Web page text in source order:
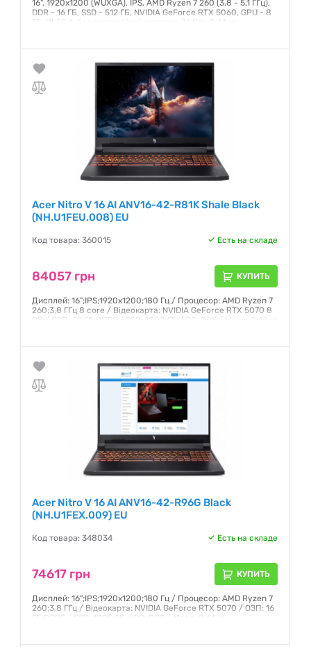
16", 1920x1200 (WUXGA), IPS, AMD Ryzen 7 260 (3.8 - 5.1 ГГц),
DDR - 16 ГБ, SSD - 512 ГБ, NVIDIA GeForce RTX 5060, GPU - 8
ГБ, DLSS 4, без операційної системи, 76 Втг, 2.44 кг
Acer Nitro V 16 AI ANV16-42-R81K Shale Black
(NH.U1FEU.008) EU
Код товара: 360015 Есть на складе
84057 грн КУПИТЬ
Дисплей: 16";IPS;1920x1200;180 Гц / Процесор: AMD Ryzen 7
260;3,8 ГГц 8 core / Відеокарта: NVIDIA GeForce RTX 5070 8
GB / ОЗП: 32 ГБ;DDR5 / SSD: 1000 ГБ / ОС: DOS / Маса: 2,44 кг
Acer Nitro V 16 AI ANV16-42-R96G Black
(NH.U1FEX.009) EU
Код товара: 348034 Есть на складе
74617 грн КУПИТЬ
Дисплей: 16";IPS;1920x1200;180 Гц / Процесор: AMD Ryzen 7
260;3,8 ГГц / Відеокарта: NVIDIA GeForce RTX 5070 / ОЗП: 16
ГБ;DDR5 / SSD: 1000 ГБ / ОС: DOS / Маса: 2,44 кг